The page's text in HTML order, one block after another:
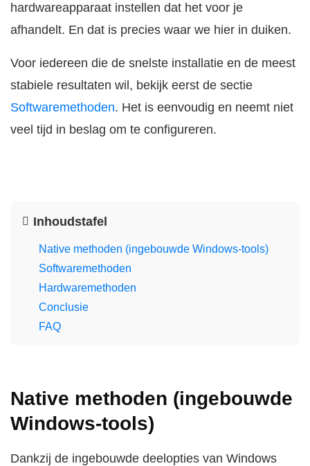
hardwareapparaat instellen dat het voor je
afhandelt. En dat is precies waar we hier in duiken.
Voor iedereen die de snelste installatie en de meest
stabiele resultaten wil, bekijk eerst de sectie
Softwaremethoden. Het is eenvoudig en neemt niet
veel tijd in beslag om te configureren.
Inhoudstafel
Native methoden (ingebouwde Windows-tools)
Softwaremethoden
Hardwaremethoden
Conclusie
FAQ
Native methoden (ingebouwde
Windows-tools)
Dankzij de ingebouwde deelopties van Windows